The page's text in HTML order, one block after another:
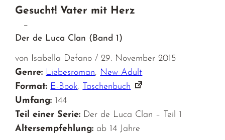
Gesucht! Vater mit Herz
–
Der de Luca Clan (Band 1)
von Isabella Defano / 29. November 2015
Genre: Liebesroman, New Adult
Format: E-Book, Taschenbuch
Umfang: 144
Teil einer Serie: Der de Luca Clan – Teil 1
Altersempfehlung: ab 14 Jahre